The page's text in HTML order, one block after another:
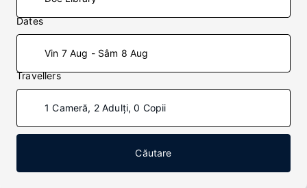
Dates
Vin 7 Aug - Sâm 8 Aug
Travellers
1 Cameră, 2 Adulți, 0 Copii
Căutare